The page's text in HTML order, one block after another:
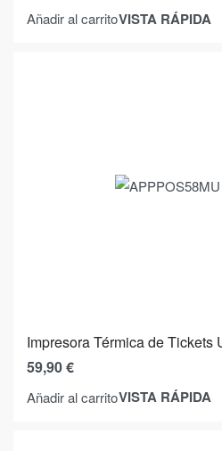
Añadir al carritoVISTA RÁPIDA
Impresora Térmica de Tickets
59,90€
Añadir al carritoVISTA RÁPIDA